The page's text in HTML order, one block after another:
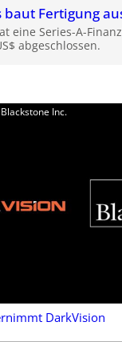
baut Fertigung
eine Series-A-
abgeschlossen.
Inc.
DarkVision